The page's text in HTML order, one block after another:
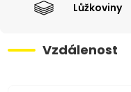
Lůžkoviny
Vzdálenost